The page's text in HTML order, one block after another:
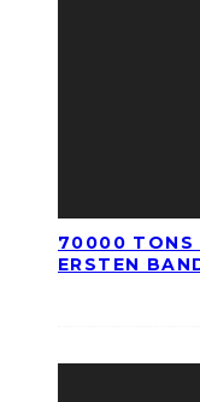
70000 TONS
ERSTEN